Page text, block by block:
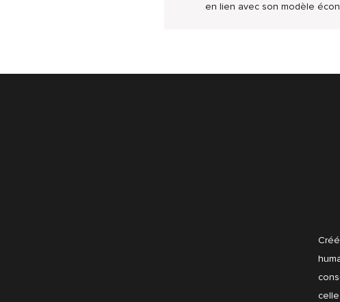
en lien avec son modèle